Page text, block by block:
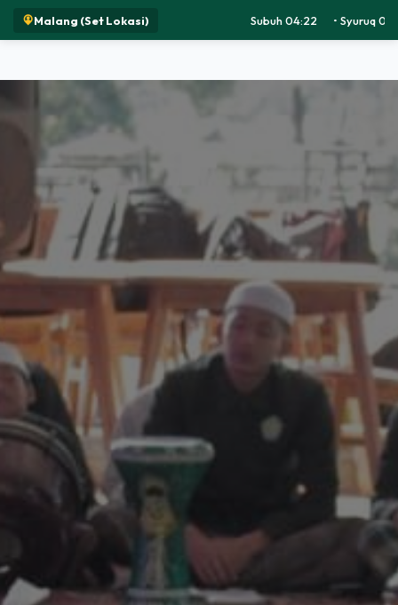
Malang (Set Lokasi) Subuh 04:22 Syuruq 05:42